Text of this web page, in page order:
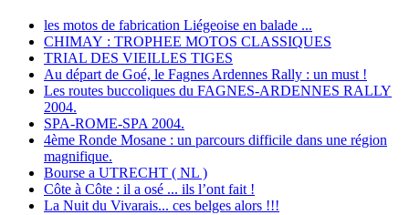
les motos de fabrication Liégeoise en balade ...
CHIMAY : TROPHEE MOTOS CLASSIQUES
TRIAL DES VIEILLES TIGES
Au départ de Goé, le Fagnes Ardennes Rally : un must !
Les routes buccoliques du FAGNES-ARDENNES RALLY
2004.
SPA-ROME-SPA 2004.
4ème Ronde Mosane : un parcours difficile dans une région
magnifique.
Bourse a UTRECHT ( NL )
Côte à Côte : il a osé ... ils l’ont fait !
La Nuit du Vivarais... ces belges alors !!!